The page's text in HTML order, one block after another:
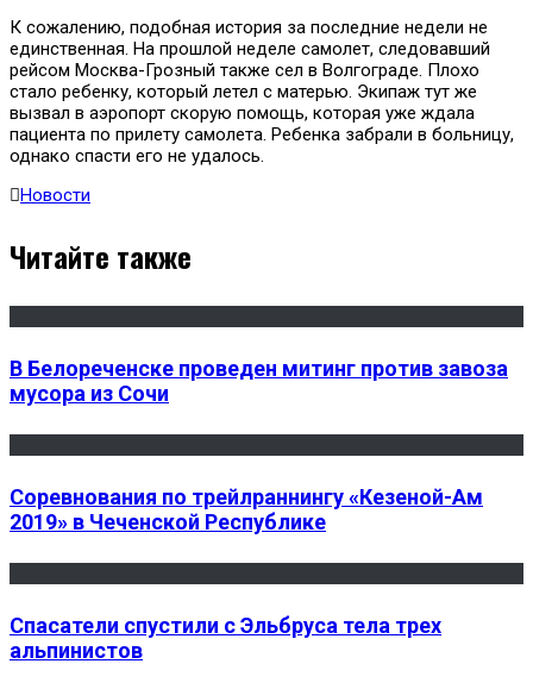
К сожалению, подобная история за последние недели не
единственная. На прошлой неделе самолет, следовавший
рейсом Москва-Грозный также сел в Волгограде. Плохо
стало ребенку, который летел с матерью. Экипаж тут же
вызвал в аэропорт скорую помощь, которая уже ждала
пациента по прилету самолета. Ребенка забрали в больницу,
однако спасти его не удалось.
Новости
Читайте также
В Белореченске проведен митинг против завоза
мусора из Сочи
Соревнования по трейлраннингу «Кезеной-Ам
2019» в Чеченской Республике
Спасатели спустили с Эльбруса тела трех
альпинистов